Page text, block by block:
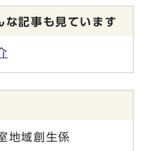
な記事も見ています
地域創生係